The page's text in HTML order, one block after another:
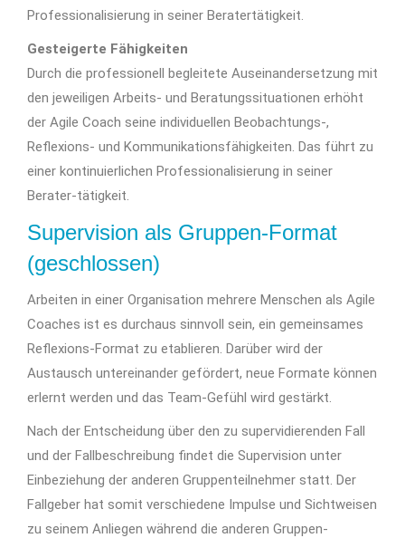
Professionalisierung in seiner Beratertätigkeit.
Gesteigerte Fähigkeiten
Durch die professionell begleitete Auseinandersetzung mit
den jeweiligen Arbeits- und Beratungssituationen erhöht
der Agile Coach seine individuellen Beobachtungs-,
Reflexions- und Kommunikationsfähigkeiten. Das führt zu
einer kontinuierlichen Professionalisierung in seiner
Berater-tätigkeit.
Supervision als Gruppen-Format
(geschlossen)
Arbeiten in einer Organisation mehrere Menschen als Agile
Coaches ist es durchaus sinnvoll sein, ein gemeinsames
Reflexions-Format zu etablieren. Darüber wird der
Austausch untereinander gefördert, neue Formate können
erlernt werden und das Team-Gefühl wird gestärkt.
Nach der Entscheidung über den zu supervidierenden Fall
und der Fallbeschreibung findet die Supervision unter
Einbeziehung der anderen Gruppenteilnehmer statt. Der
Fallgeber hat somit verschiedene Impulse und Sichtweisen
zu seinem Anliegen während die anderen Gruppen-